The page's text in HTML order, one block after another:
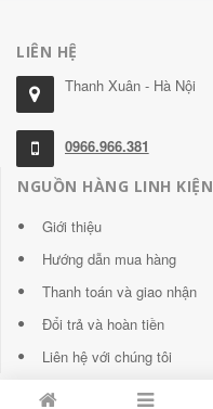
LIÊN HỆ
Thanh Xuân - Hà Nội
0966.966.381
NGUỒN HÀNG LINH KIỆN
Giới thiệu
Hướng dẫn mua hàng
Thanh toán và giao nhận
Đổi trả và hoàn tiền
Liên hệ với chúng tôi